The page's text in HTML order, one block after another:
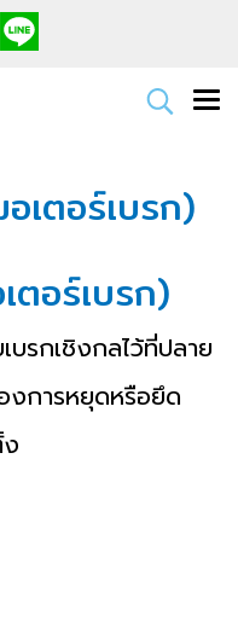
ตอร์เบรก)
อร์เบรก)
เชิงกลไว้ที่ปลาย
งการหยุดหรือยึด